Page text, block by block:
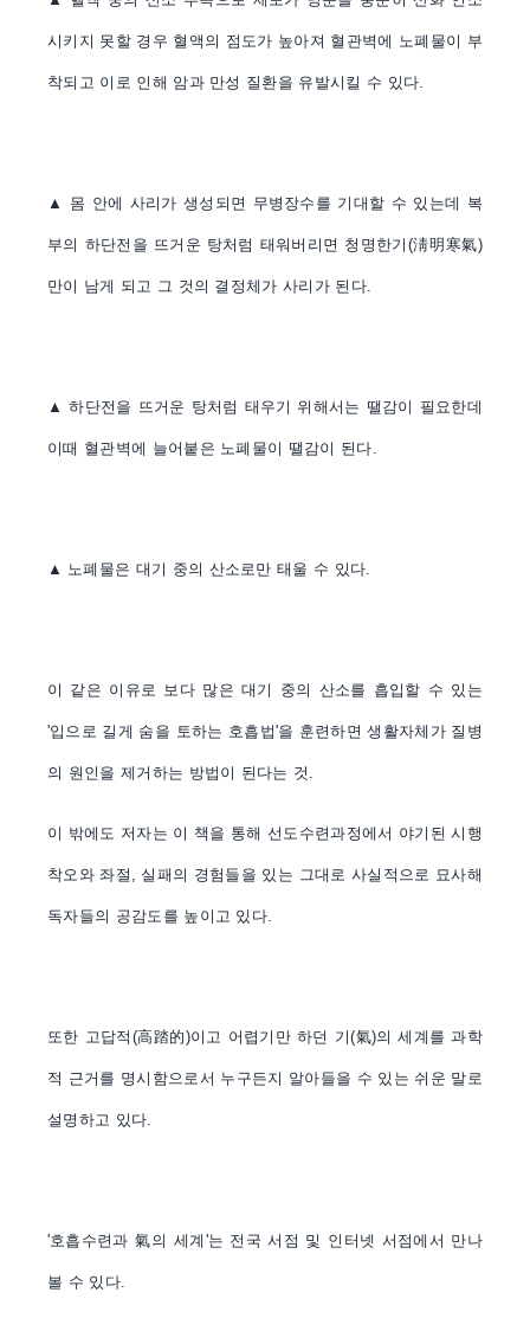
시키지 못할 경우 혈액의 점도가 높아져 혈관벽에 노폐물이 부
착되고 이로 인해 암과 만성 질환을 유발시킬 수 있다.
▲ 몸 안에 사리가 생성되면 무병장수를 기대할 수 있는데 복
부의 하단전을 뜨거운 탕처럼 태워버리면 청명한기 (淸明寒氣)
만이 남게 되고 그 것의 결정체가 사리가 된다.
▲하단전을 뜨거운 탕처럼 태우기 위해서는 땔감이 필요한데
이때 혈관벽에 늘어붙은 노폐물이 땔감이 된다.
▲ 노폐물은 대기 중의 산소로만 태울 수 있다.
이 같은 이유로 보다 많은 대기 중의 산소를 흡입할 수 있는
'입으로 길게 숨을 토하는 호흡법'을 훈련하면 생활자체가 질병
의 원인을 제거하는 방법이 된다는 것 .
이 밖에도 저자는 이 책을 통해 선도수련과정에서 야기된 시행
착오와 좌절 , 실패의 경험들을 있는 그대로 사실적으로 묘사해
독자들의 공감도를 높이고 있다.
또한 고답적 (高踏的)이고 어렵기만 하던 기(氣)의 세계를 과학
적 근거를 명시함으로서 누구든지 알아들을 수 있는 쉬운 말로
설명하고 있다.
'호흡수련과氣의 세계 '는 전국 서점 및 인터넷 서점에서 만나
볼 수 있다.